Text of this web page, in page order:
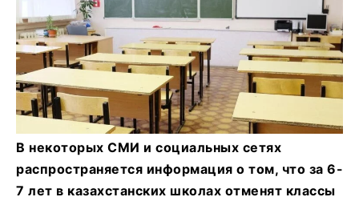
В некоторых СМИ и социальных сетях
распространяется информация о том, что за 6-
7 лет в казахстанских школах отменят классы